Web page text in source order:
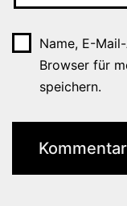
Name, E-
Browser für
speichern.